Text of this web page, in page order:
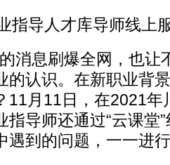
指导人才库导师线上
消息刷爆全网，也让
的认识。在新职业背
11月11日，在2021年
指导师还通过“云课堂
遇到的问题，一一进